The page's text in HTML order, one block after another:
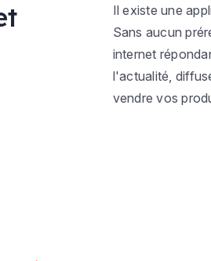
Il existe une
Sans aucun
internet
l'actualité,
vendre vos